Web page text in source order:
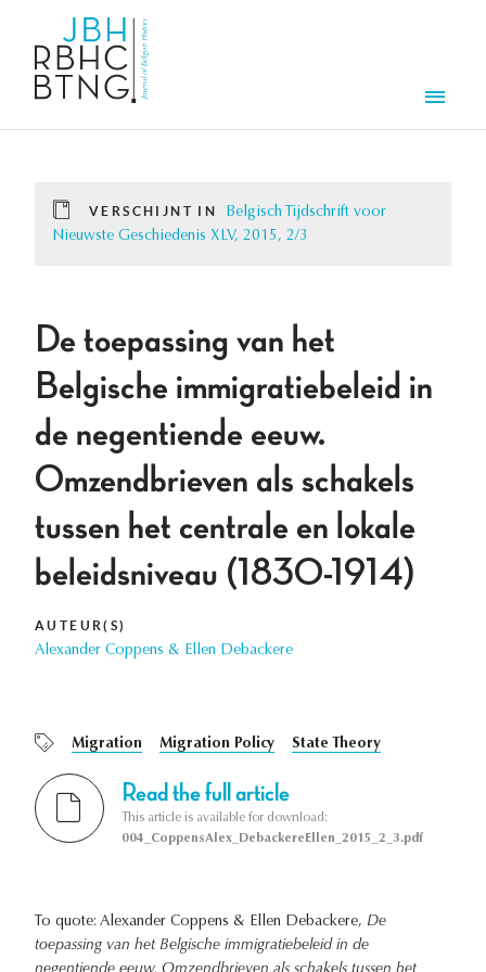
VERSCHIJNT IN
Belgisch Tijdschrift voor
Nieuwste Geschiedenis XLV, 2015, 2/3
De toepassing van het
Belgische immigratiebeleid in
de negentiende eeuw.
Omzendbrieven als schakels
tussen het centrale en lokale
beleidsniveau (1830-1914)
AUTEUR(S)
Alexander Coppens & Ellen Debackere
Migration Migration Policy State Theory
Read the full article
This article is available for download:
004_CoppensAlex_DebackereEllen_2015_2_3.pdf
To quote: Alexander Coppens & Ellen Debackere, De
toepassing van het Belgische immigratiebeleid in de